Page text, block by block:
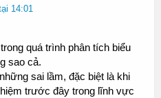
14:01
quá trình phân tích biểu
sao cả.
sai lầm, đặc biệt là khi
trước đây trong lĩnh vực